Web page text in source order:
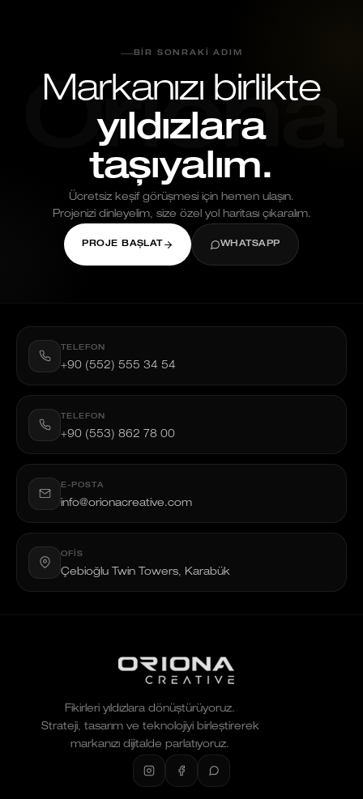
Oriona
BIR SONRAKI ADIM
Markanızı birlikte
yıldızlara
taşıyalım.
Ücretsiz keşif görüşmesi için hemen ulaşın.
Projenizi dinleyelim, size özel yol haritası çıkaralım.
PROJE BAŞLAT WHATSAPP
TELEFON
+90 (552) 555 34 54
TELEFON
+90 (553) 862 78 00
E-POSTA
info@orionacreative.com
OFIS
Çebioğlu Twin Towers, Karabük
Fikirleri yıldızlara dönüştürüyoruz.
Strateji, tasarım ve teknolojiyi birleştirerek
markanızı dijitalde parlatıyoruz.